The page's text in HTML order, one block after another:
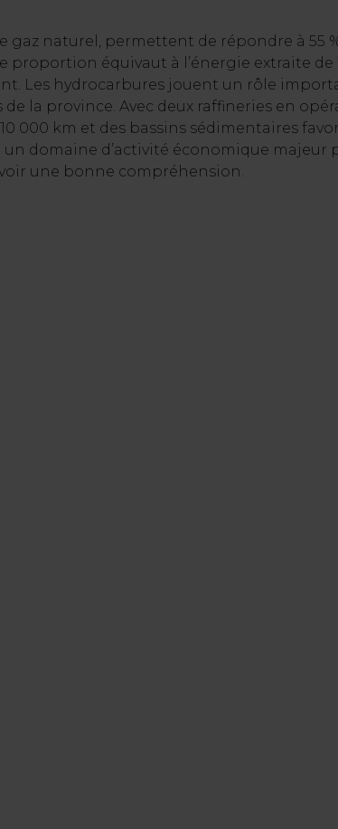
gaz naturel, permettent de répondre à 55
proportion équivaut à l’énergie extraite de
Les hydrocarbures jouent un rôle
la province. Avec deux raffineries en
000 km et des bassins sédimentaires
un domaine d’activité économique majeur
une bonne compréhension.